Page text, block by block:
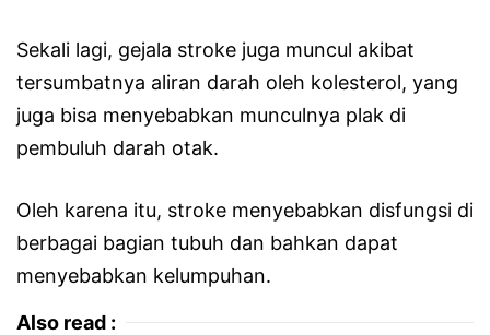
Sekali lagi, gejala stroke juga muncul akibat
tersumbatnya aliran darah oleh kolesterol, yang
juga bisa menyebabkan munculnya plak di
pembuluh darah otak.
Oleh karena itu, stroke menyebabkan disfungsi di
berbagai bagian tubuh dan bahkan dapat
menyebabkan kelumpuhan.
Also read :